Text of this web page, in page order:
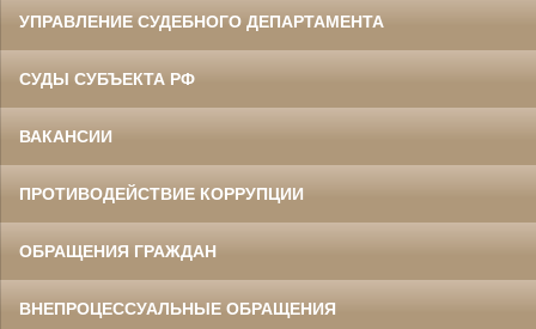
УПРАВЛЕНИЕ СУДЕБНОГО ДЕПАРТАМЕНТА
СУДЫ СУБЪЕКТА РФ
ВАКАНСИИ
ПРОТИВОДЕЙСТВИЕ КОРРУПЦИИ
ОБРАЩЕНИЯ ГРАЖДАН
ВНЕПРОЦЕССУАЛЬНЫЕ ОБРАЩЕНИЯ